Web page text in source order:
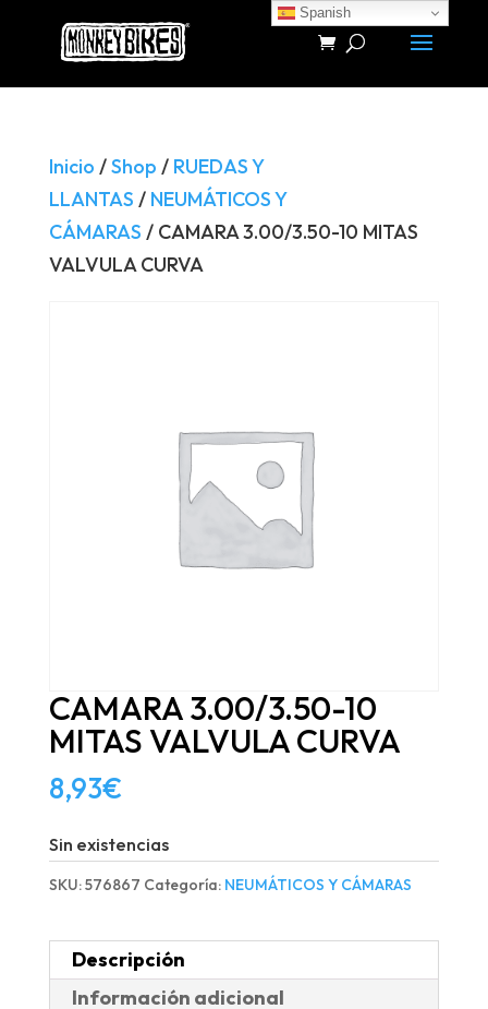
Búsqueda
productos
Inicio /Shop / RUEDAS Y
LLANTAS / NEUMÁTICOS Y
CÁMARAS / CAMARA 3.00/3.50-10 MITAS
VALVULA CURVA
CAMARA 3.00/3.50-10
MITAS VALVULA CURVA
8,93€
Sin existencias
SKU:576867 Categoría: NEUMÁTICOS Y CÁMARAS
Descripción
Información adicional
Spanish